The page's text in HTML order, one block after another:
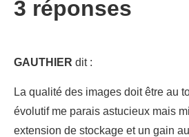
3 réponses
GAUTHIER dit :
La qualité des images doit être au
évolutif me parais astucieux mais
extension de stockage et un gain